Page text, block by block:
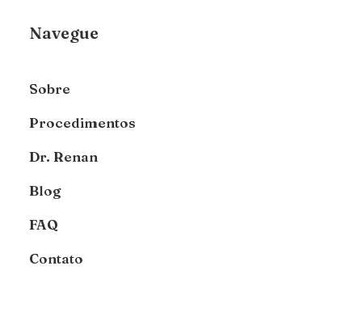
Navegue
Sobre
Procedimentos
Dr. Renan
Blog
FAQ
Contato